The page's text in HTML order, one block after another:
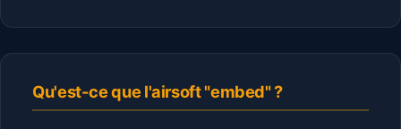
Qu'est-ce que l'airsoft "embed" ?